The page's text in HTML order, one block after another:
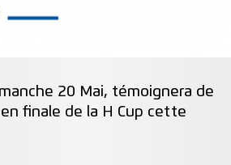
20 Mai, témoignera de
finale de la H Cup cette